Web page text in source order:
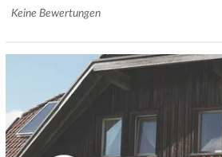
Keine Bewertungen